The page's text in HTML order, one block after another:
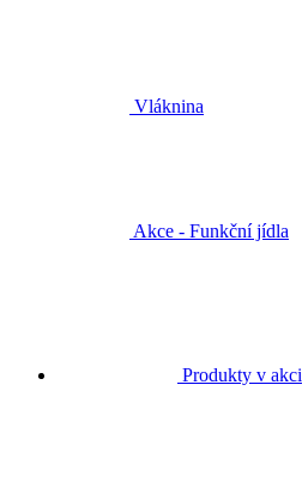
Vláknina
Akce - Funkční jídla
Produkty v akci